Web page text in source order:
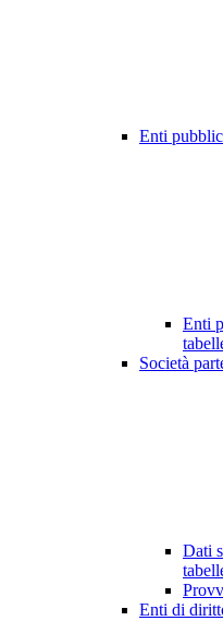
Enti
Enti
Società
Dati
Enti di